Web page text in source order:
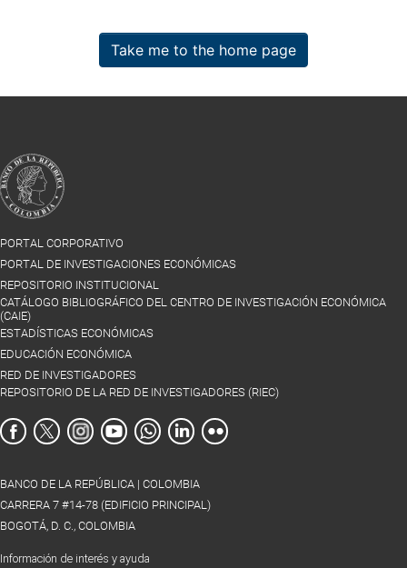
Take me to the home page
PORTAL CORPORATIVO
PORTAL DE INVESTIGACIONES ECONÓMICAS
REPOSITORIO INSTITUCIONAL
CATÁLOGO BIBLIOGRÁFICO DEL CENTRO DE INVESTIGACIÓN ECONÓMICA
(CAIE)
ESTADÍSTICAS ECONÓMICAS
EDUCACIÓN ECONÓMICA
RED DE INVESTIGADORES
REPOSITORIO DE LA RED DE INVESTIGADORES (RIEC)
BANCO DE LA REPÚBLICA | COLOMBIA
CARRERA 7 #14-78 (EDIFICIO PRINCIPAL)
BOGOTÁ, D. C., COLOMBIA
Información de interés y ayuda